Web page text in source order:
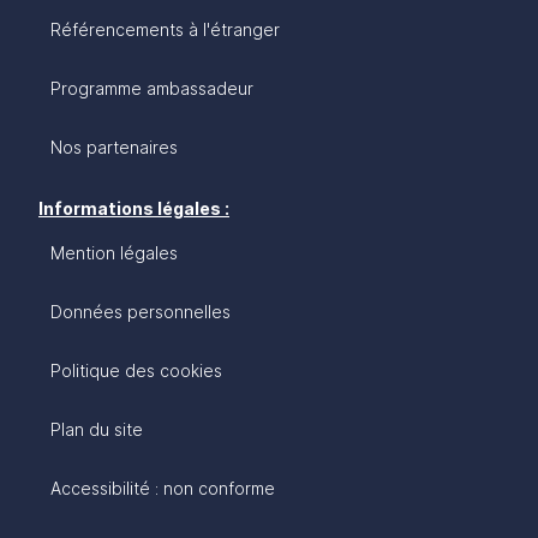
Référencements à l'étranger
Programme ambassadeur
Nos partenaires
Informations légales :
Mention légales
Données personnelles
Politique des cookies
Plan du site
Accessibilité : non conforme